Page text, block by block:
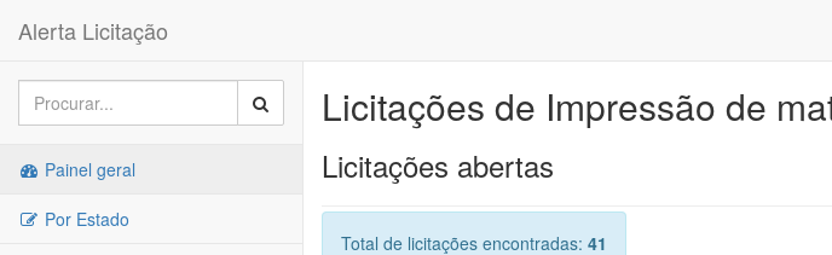
Alerta Licitação
Painel geral
Por Estado
Licitações de Impressão de
Licitações abertas
Total de licitações encontradas: 41